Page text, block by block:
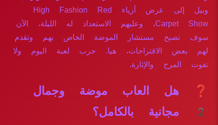
وبيل إلى عرض أزياء High Fashion Red
Carpet Show، وعليهم الاستعداد له الليلة، الآن
سوف تصبح مستشار الموضة الخاص بهم وتقدم
لهم بعض الاقتراحات، هيا. جرب لعبة اليوم ولا
تفوت المرح والإثارة.
❓ هل العاب موضة وجمال
2 مجانية بالكامل؟